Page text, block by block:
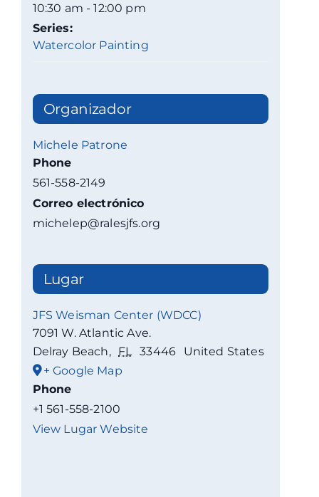
10:30 am - 12:00 pm
Series:
Watercolor Painting
Organizador
Michele Patrone
Phone
561-558-2149
Correo electrónico
michelep@ralesjfs.org
Lugar
JFS Weisman Center (WDCC)
7091 W. Atlantic Ave.
Delray Beach, FL 33446
United States
+ Google Map
Phone
+1 561-558-2100
View Lugar Website